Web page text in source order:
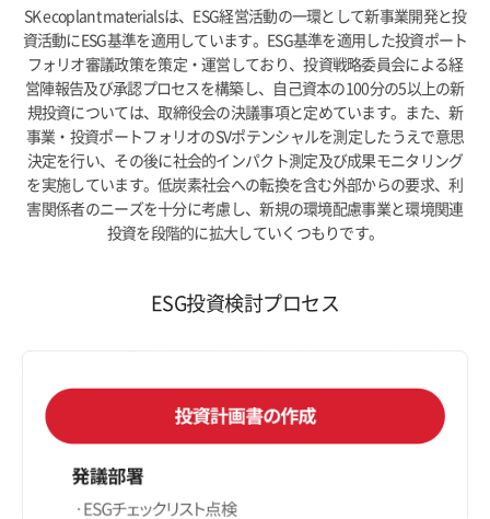
SK ecoplant materialsは、ESG経営活動の一環として新事業開発と投
資活動にESG基準を適用しています。ESG基準を適用した投資ポート
フォリオ審議政策を策定・運営しており、投資戦略委員会による経
営陣報告及び承認プロセスを構築し、自己資本の100分の5以上の新
規投資については、取締役会の決議事項と定めています。また、新
事業・投資ポートフォリオのSVポテンシャルを測定したうえで意思
決定を行い、その後に社会的インパクト測定及び成果モニタリング
を実施しています。低炭素社会への転換を含む外部からの要求、利
害関係者のニーズを十分に考慮し、新規の環境配慮事業と環境関連
投資を段階的に拡大していくつもりです。
ESG投資検討プロセス